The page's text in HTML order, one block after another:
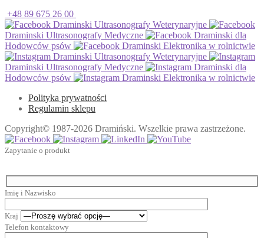
+48 89 675 26 00
Draminski Ultrasonografy Weterynaryjne
Draminski Ultrasonografy Medyczne
Draminski dla
Hodowców psów
Draminski Elektronika w rolnictwie
Draminski Ultrasonografy Weterynaryjne
Draminski Ultrasonografy Medyczne
Draminski dla
Hodowców psów
Draminski Elektronika w rolnictwie
Polityka prywatności
Regulamin sklepu
Copyright© 1987-2026 Dramiński. Wszelkie prawa zastrzeżone.
Zapytanie o produkt
Imię i Nazwisko
Kraj
Telefon kontaktowy